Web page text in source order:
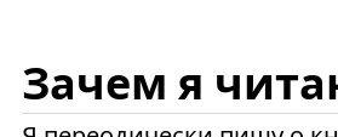
Зачем я